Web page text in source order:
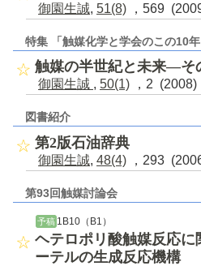
御園生誠, 51(8) ，569
特集 「触媒化学と学会のこの10
触媒の半世紀と未来―そ
御園生誠 , 50(1) ，2 (2008)
図書紹介
第2版石油辞典
御園生誠, 48(4) ，293
第93回触媒討論会
予稿 1B10（B1）
ヘテロポリ酸触媒反応
ーテルの生成反応機構